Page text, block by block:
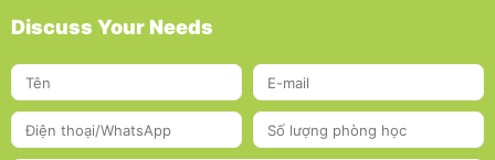
Discuss Your Needs